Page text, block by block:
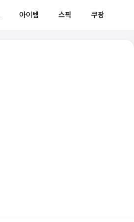
아이템 스픽 쿠팡